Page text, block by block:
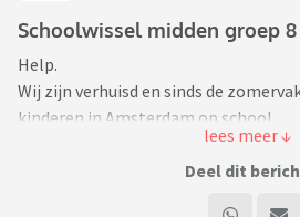
Schoolwissel midden groep 8
Help.
Wij zijn verhuisd en sinds de
kinderen in Amsterdam op school.
Al vrij snel merkten wij dat de school
karakter. Daarbij was hetDeel dit